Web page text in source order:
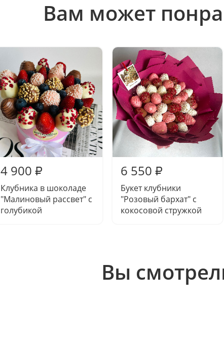
Вам может
4 900 ₽
Клубника в шоколаде
"Малиновый рассвет" с
голубикой
6 550 ₽
Букет клубники
"Розовый бархат" с
кокосовой стружкой
Вы